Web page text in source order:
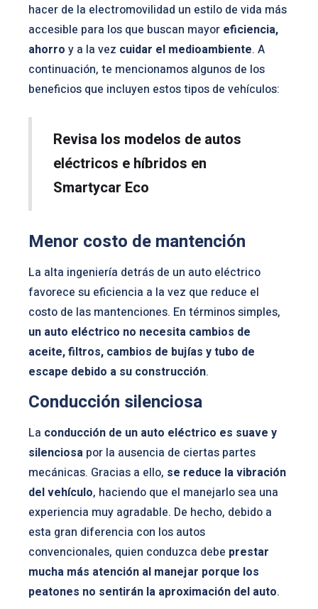
hacer de la electromovilidad un estilo de vida más
accesible para los que buscan mayor eficiencia,
ahorro y a la vez cuidar el medioambiente. A
continuación, te mencionamos algunos de los
beneficios que incluyen estos tipos de vehículos:
Revisa los modelos de autos
eléctricos e híbridos en
Smartycar Eco
Menor costo de mantención
La alta ingeniería detrás de un auto eléctrico
favorece su eficiencia a la vez que reduce el
costo de las mantenciones. En términos simples,
un auto eléctrico no necesita cambios de
aceite, filtros, cambios de bujías y tubo de
escape debido a su construcción.
Conducción silenciosa
La conducción de un auto eléctrico es suave y
silenciosa por la ausencia de ciertas partes
mecánicas. Gracias a ello, se reduce la vibración
del vehículo, haciendo que el manejarlo sea una
experiencia muy agradable. De hecho, debido a
esta gran diferencia con los autos
convencionales, quien conduzca debe prestar
mucha más atención al manejar porque los
peatones no sentirán la aproximación del auto.